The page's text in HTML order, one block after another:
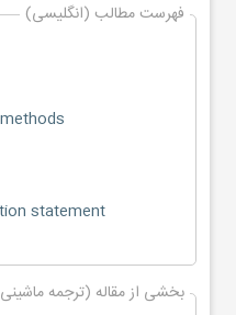
فهرست مطالب (انگلیسی)
statement
بخشی از مقاله (ترجمه